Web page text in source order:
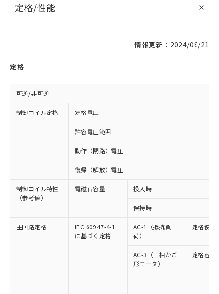
定格/性能
情報更新：2024/08/21
定格
可逆/非可逆
制御コイル定格 定格電圧
許容電圧範囲
動作（閉路）電圧
復帰（解放）電圧
制御コイル特性
（参考値）
電磁石容量 投入時
保持時
主回路定格
IEC 60947-4-1
に基づく定格
AC-1（抵抗負
荷）
定格使用
AC-3（三相かご
形モータ）
定格容量